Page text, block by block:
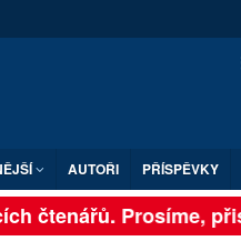
AUTOŘI PŘÍSPĚVKY
čtenářů. Prosíme,